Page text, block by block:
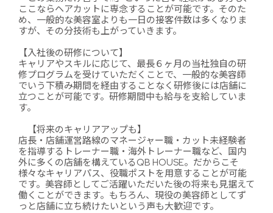
ここならヘアカットに専念することが可能です。そのた
め、一般的な美容室よりも一日の接客件数は多くなりま
すが、その分技術も上がっていきます。
【入社後の研修について】
キャリアやスキルに応じて、最長６ヶ月の当社独自の研
修プログラムを受けていただくことで、一般的な美容師
でいう下積み期間を経由することなく研修後には店舗に
立つことが可能です。研修期間中も給与を支給していま
す。
【将来のキャリアアップも】
店長・店舗運営路線のマネージャー職・カット未経験者
を指導するトレーナー職・海外トレーナー職など、国内
外に多くの店舗を構えているQB HOUSE。だからこそ
様々なキャリアパス、役職ポストを用意することが可能
です。美容師としてご活躍いただいた後の将来も見据えて
働くことができます。もちろん、現役の美容師としてず
っと店舗に立ち続けたいという声も大歓迎です。